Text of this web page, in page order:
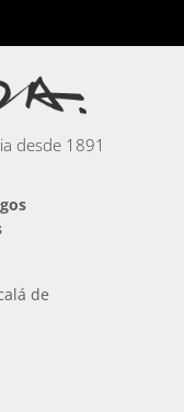
desde 1891
de